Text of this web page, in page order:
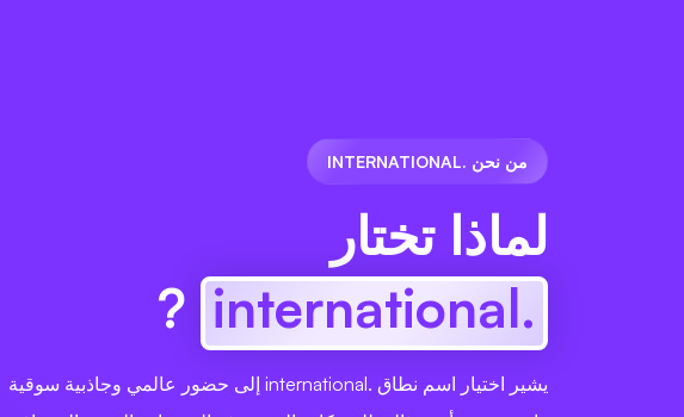
من نحن .INTERNATIONAL
لماذا تختار
.international
?
يشير اختيار اسم نطاق .international إلى حضور عالمي وجاذبية سوقية